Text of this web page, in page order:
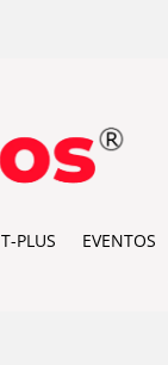
T-PLUS EVENTOS